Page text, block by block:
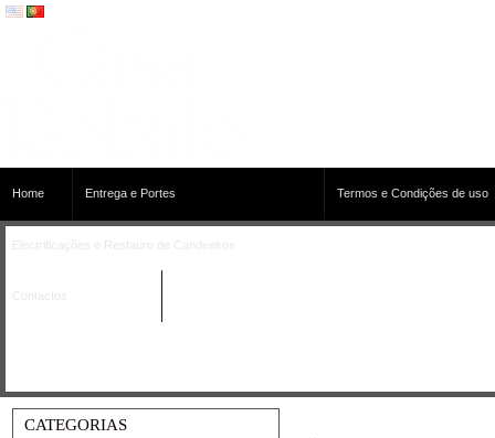
Home Entrega e Portes Termos e Condições de uso
Electrificações e Restauro de Candeeiros
Contactos
CATEGORIAS